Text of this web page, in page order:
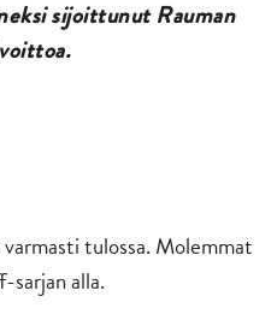
sijoittunut Rauman
tulossa. Molemmat
alla.